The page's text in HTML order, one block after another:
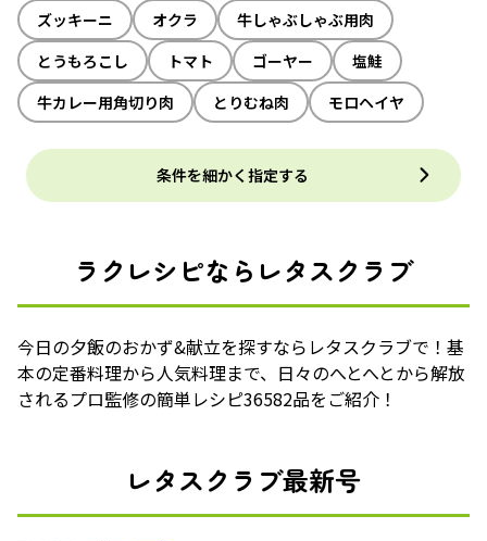
ズッキーニ
オクラ
牛しゃぶしゃぶ用肉
とうもろこし
トマト ゴーヤー
塩鮭
牛カレー用角切り肉
とりむね肉 モロヘイヤ
条件を細かく指定する
ラクレシピならレタスクラブ
今日の夕飯のおかず&献立を探すならレタスクラブで！基
本の定番料理から人気料理まで、日々のへとへとから解放
されるプロ監修の簡単レシピ36582品をご紹介！
レタスクラブ最新号